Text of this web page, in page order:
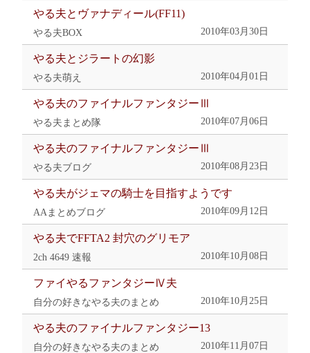
やる夫とヴァナディール(FF11)
やる夫BOX 2010年03月30日
やる夫とジラートの幻影
やる夫萌え 2010年04月01日
やる夫のファイナルファンタジーⅢ
やる夫まとめ隊 2010年07月06日
やる夫のファイナルファンタジーⅢ
やる夫ブログ 2010年08月23日
やる夫がジェマの騎士を目指すようです
AAまとめブログ 2010年09月12日
やる夫でFFTA2 封穴のグリモア
2ch 4649 速報 2010年10月08日
ファイやるファンタジーⅣ夫
自分の好きなやる夫のまとめ 2010年10月25日
やる夫のファイナルファンタジー13
自分の好きなやる夫のまとめ 2010年11月07日